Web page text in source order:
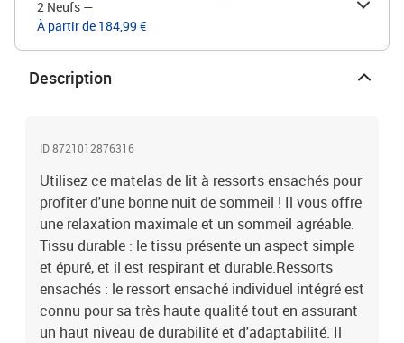
2 Neufs —
À partir de 184,99 €
Description
ID 8721012876316
Utilisez ce matelas de lit à ressorts ensachés pour
profiter d'une bonne nuit de sommeil ! Il vous offre
une relaxation maximale et un sommeil agréable.
Tissu durable : le tissu présente un aspect simple
et épuré, et il est respirant et durable.Ressorts
ensachés : le ressort ensaché individuel intégré est
connu pour sa très haute qualité tout en assurant
un haut niveau de durabilité et d'adaptabilité. Il